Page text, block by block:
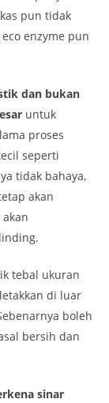
pun tidak
enzyme pun
dan bukan
untuk
proses
seperti
tidak bahaya,
akan
tebal ukuran
di luar
boleh
bersih dan
sinar